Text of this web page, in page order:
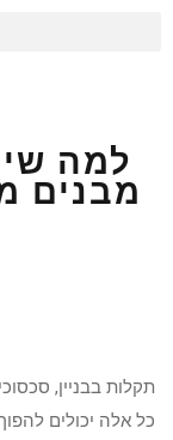
למה
מבנים
תקלות בבניין,
כל אלה יכולים